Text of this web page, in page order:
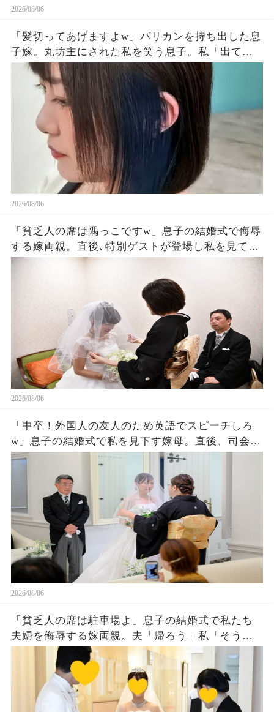
2026/08/06
「髪切ってあげますよw」バリカンを持ち出した息
子嫁。丸坊主にされた私を笑う息子。私「出てい
く…」息子夫婦「勝手にしろw」→翌朝、全財産を
持って姿を眩ませた結果…
2026/08/06
「貧乏人の席は隅っこですw」息子の結婚式で侮辱
する嫁両親。直後､特別ゲストが登場し私を見て
「社長！お元気そうで」嫁両親「え？」180度立場
2026/08/06
「中卒！外国人の友人のため英語でスピーチしろ
w」息子の結婚式で私を見下す嫁母。直後、司会が
私を名前を呼ぶと外国人「久しぶりダネ、社
長！」嫁母「え？」→壇上で完璧な英語を私がペ
ラペラ話した結果
2026/08/06
「貧乏人の席は駐車場よ」息子の結婚式で私たち
夫婦を侮辱する嫁両親。夫「帰ろう」私「そう
ね…」翌日、ある衝撃の事実を知った嫁両親から
大量着信が…w